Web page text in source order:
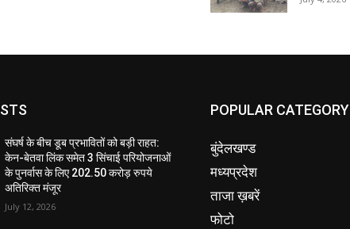
संघर्ष के बीच डूब प्रभावितों को बड़ी राहत:
केन-बेतवा लिंक समेत 3 सिंचाई परियोजनाओं
के पुनर्वास के लिए 202.50 करोड़ रुपये
अतिरिक्त मंजूर
July 12, 2026
POPULAR CATEGORY
बुंदेलखण्ड
मध्यप्रदेश
ताजा ख़बरें
फोटो